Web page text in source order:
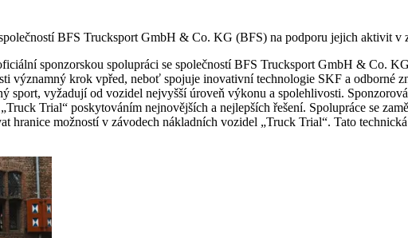
BFS Trucksport GmbH & Co. KG (BFS) na podporu jejich aktivit v
sponzorskou spolupráci se společností BFS Trucksport GmbH & Co.
významný krok vpřed, neboť spojuje inovativní technologie SKF a odborné
sport, vyžadují od vozidel nejvyšší úroveň výkonu a spolehlivosti.
Trial“ poskytováním nejnovějších a nejlepších řešení. Spolupráce se
hranice možností v závodech nákladních vozidel „Truck Trial“. Tato